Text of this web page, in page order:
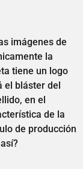
imágenes de
la
tiene un logo
el bláster del
en el
de la
de producción